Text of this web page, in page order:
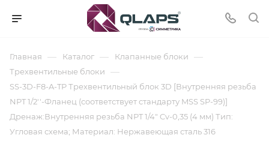
Главная — Каталог — Клапанные блоки —
Трехвентильные блоки —
SS-3D-F8-A-TP Трехвентильный блок 3D [Внутренняя резьба
NPT 1/2''-Фланец (соответствует стандарту MSS SP-99)]
Дренаж:Внутренняя резьба NPT 1/4" Cv-0,35 (4 мм) Тип:
Угловая схема; Материал: Нержавеющая сталь 316